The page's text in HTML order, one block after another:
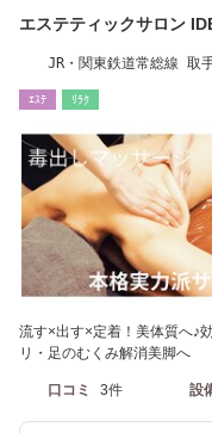
エステティックサロン
JR・関東鉄道常総線 取
ｴｽﾃ ﾘﾗｸ
流す×出す×定着！美体質へ♪
リ・足のむくみ解消美脚へ
口コミ 3件 設